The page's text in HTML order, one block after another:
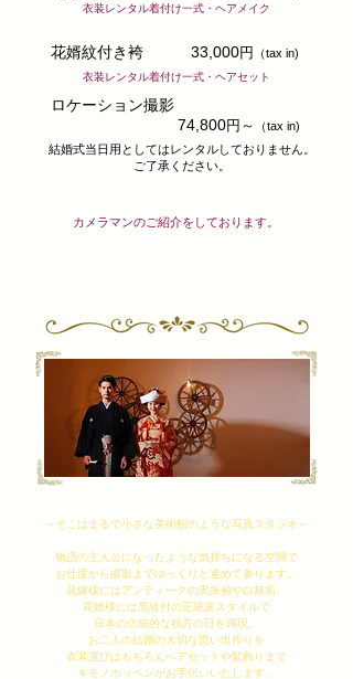
衣装レンタル着付け一式・ヘアメイク
​花婿紋付き袴 ​33,000円 （tax in)
衣装レンタル着付け一式・ヘアセット
​ロケーション撮影
​74,800円 ​～
（tax in)
​結婚式当日用としてはレンタルしておりません。
ご了承ください。
​カメラマンのご紹介をしております。
～そこはまるで小さな美術館のような写真スタジオ～
物語の主人公になったような気持ちになる空間で
お仕度から撮影までゆっくりと進めて参ります。
花嫁様にはアンティークの黒振袖や白無垢、
花婿様には黒紋付の正統派スタイルで
日本の伝統的な祝言の日を再現。
お二人の結婚の大切な思い出作りを
衣装選びはもちろんヘアセットや髪飾りまで
キモノホッペンがお手伝いいたします。